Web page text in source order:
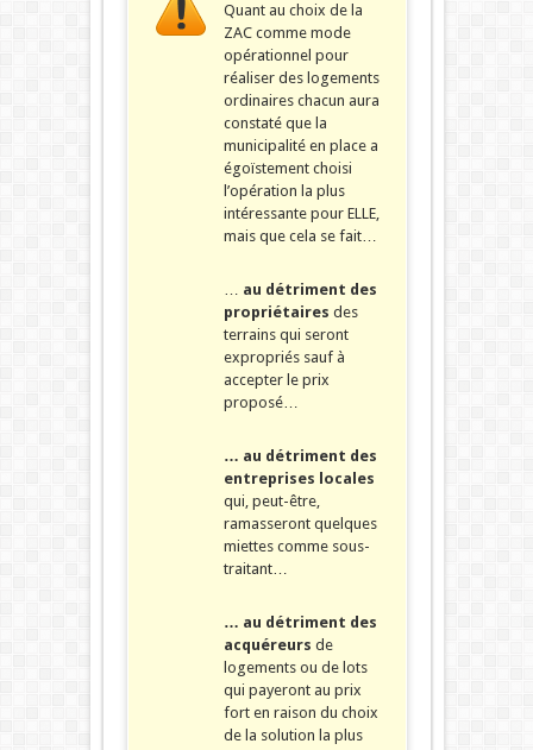
Quant au choix de la
ZAC comme mode
opérationnel pour
réaliser des logements
ordinaires chacun aura
constaté que la
municipalité en place a
égoïstement choisi
l’opération la plus
intéressante pour ELLE,
mais que cela se fait…
… au détriment des
propriétaires des
terrains qui seront
expropriés sauf à
accepter le prix
proposé…
… au détriment des
entreprises locales
qui, peut-être,
ramasseront quelques
miettes comme sous-
traitant…
… au détriment des
acquéreurs de
logements ou de lots
qui payeront au prix
fort en raison du choix
de la solution la plus